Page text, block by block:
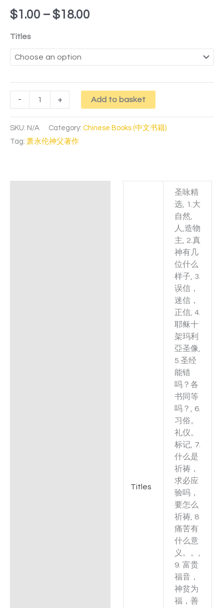
$1.00 – $18.00
Titles
- + Add to basket
SKU: N/A Category: Chinese Books (中文书籍)
Tag: 萧永伦神父著作
Titles
圣咏精
选, 1.大
自然,
人,造物
主, 2.真
神有几
位什么
样子, 3.
误信，
迷信，
正信, 4.
耶稣十
架玛利
亞圣像,
5.圣经
能错
吗？各
书同等
吗？, 6.
习俗。
礼仪。
标记, 7.
什么是
祈祷，
求必应
验吗，
要怎么
祈祷, 8
痛苦有
什么意
义。。,
9. 富贵
福音，
神贫为
福，善